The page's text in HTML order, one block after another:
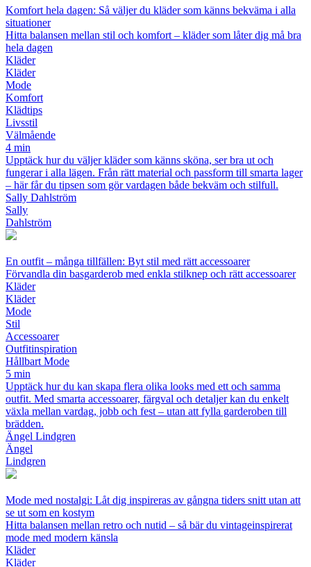
Komfort hela dagen: Så väljer du kläder som känns bekväma i alla
situationer
Hitta balansen mellan stil och komfort – kläder som låter dig må bra
hela dagen
Kläder
Kläder
Mode
Komfort
Klädtips
Livsstil
Välmående
4 min
Upptäck hur du väljer kläder som känns sköna, ser bra ut och
fungerar i alla lägen. Från rätt material och passform till smarta lager
– här får du tipsen som gör vardagen både bekväm och stilfull.
Sally Dahlström
Sally
Dahlström
En outfit – många tillfällen: Byt stil med rätt accessoarer
Förvandla din basgarderob med enkla stilknep och rätt accessoarer
Kläder
Kläder
Mode
Stil
Accessoarer
Outfitinspiration
Hållbart Mode
5 min
Upptäck hur du kan skapa flera olika looks med ett och samma
outfit. Med smarta accessoarer, färgval och detaljer kan du enkelt
växla mellan vardag, jobb och fest – utan att fylla garderoben till
brädden.
Ängel Lindgren
Ängel
Lindgren
Mode med nostalgi: Låt dig inspireras av gångna tiders snitt utan att
se ut som en kostym
Hitta balansen mellan retro och nutid – så bär du vintageinspirerat
mode med modern känsla
Kläder
Kläder